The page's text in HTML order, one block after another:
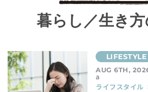
暮らし／生き
AUG 6TH,
a
ライフスタイ